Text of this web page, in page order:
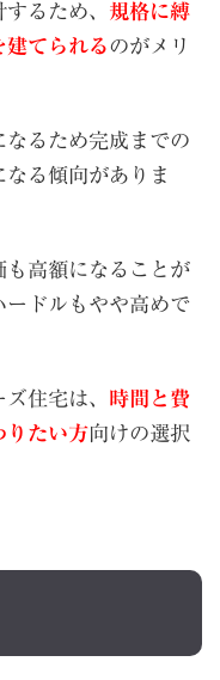
るため、 規格に縛
建てられるのがメリ
るため完成までの
る傾向がありま
も高額になることが
ードルもやや高めで
住宅は、 時間と費
りたい方向けの選択